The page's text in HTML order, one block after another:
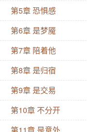
尾巴拍死在满是鲜血
挚友续命系统。请注
意志发现并排除。
友，不断续命，积极
成手册》，里面全是
的热心总结。太阳
的，还要亲嘴？这
这样的，老大你习
第5章 恐惧感
第6章 是梦魇
第7章 陪着他
第8章 是归宿
第9章 是交易
第10章 不分开
第11章 是意外